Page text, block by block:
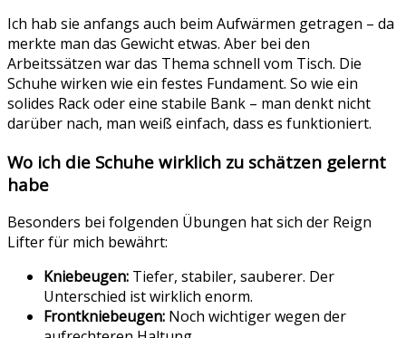
Ich hab sie anfangs auch beim Aufwärmen getragen – da
merkte man das Gewicht etwas. Aber bei den
Arbeitssätzen war das Thema schnell vom Tisch. Die
Schuhe wirken wie ein festes Fundament. So wie ein
solides Rack oder eine stabile Bank – man denkt nicht
darüber nach, man weiß einfach, dass es funktioniert.
Wo ich die Schuhe wirklich zu schätzen gelernt
habe
Besonders bei folgenden Übungen hat sich der Reign
Lifter für mich bewährt:
Kniebeugen: Tiefer, stabiler, sauberer. Der
Unterschied ist wirklich enorm.
Frontkniebeugen: Noch wichtiger wegen der